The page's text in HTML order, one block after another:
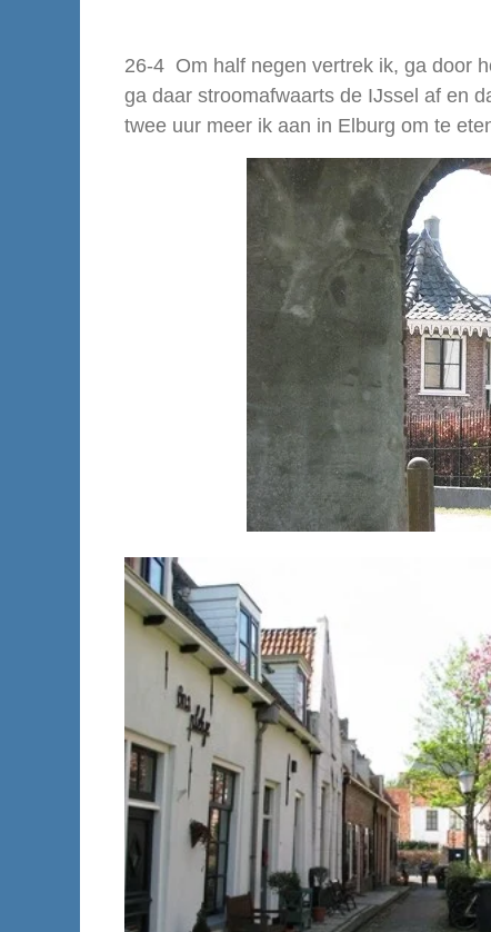
26-4 Om half negen vertrek ik, ga door
ga daar stroomafwaarts de IJssel af en
twee uur meer ik aan in Elburg om te